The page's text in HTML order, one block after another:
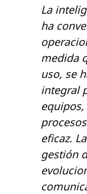
La
ha
medida
uso, se
integral
eficaz.
gestión